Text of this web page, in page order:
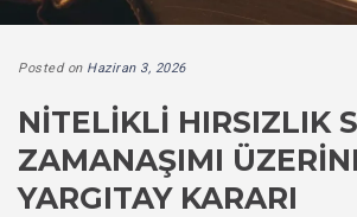
Posted on Haziran 3, 2026
NITELIKLI HIRSIZLIK
ZAMANAŞIMI
YARGITAY KARARI